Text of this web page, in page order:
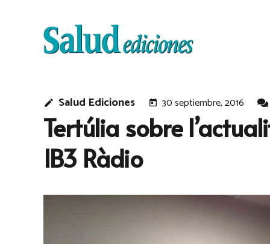
edit Salud Ediciones today 30 septiembre, 2016
Tertúlia sobre
IB3 Ràdio